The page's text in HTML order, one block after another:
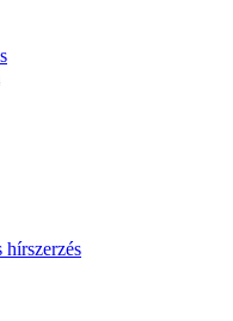
hírszerzés